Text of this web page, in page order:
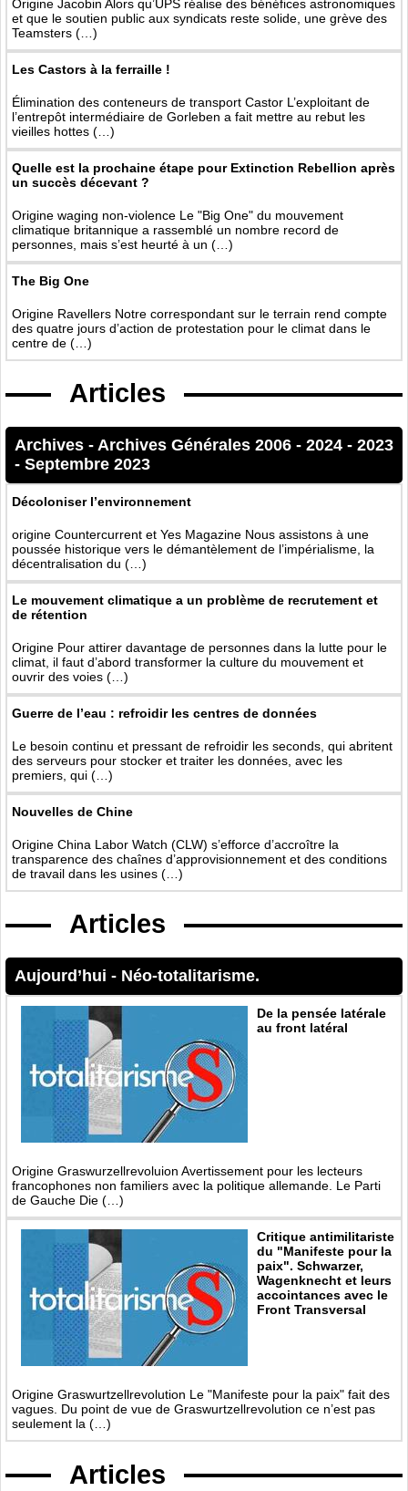
Origine Jacobin Alors qu’UPS réalise des bénéfices astronomiques
et que le soutien public aux syndicats reste solide, une grève des
Teamsters (…)
Les Castors à la ferraille !
Élimination des conteneurs de transport Castor L’exploitant de
l’entrepôt intermédiaire de Gorleben a fait mettre au rebut les
vieilles hottes (…)
Quelle est la prochaine étape pour Extinction Rebellion après
un succès décevant ?
Origine waging non-violence Le "Big One" du mouvement
climatique britannique a rassemblé un nombre record de
personnes, mais s’est heurté à un (…)
The Big One
Origine Ravellers Notre correspondant sur le terrain rend compte
des quatre jours d’action de protestation pour le climat dans le
centre de (…)
Articles
Archives - Archives Générales 2006 - 2024 - 2023
- Septembre 2023
Décoloniser l’environnement
origine Countercurrent et Yes Magazine Nous assistons à une
poussée historique vers le démantèlement de l’impérialisme, la
décentralisation du (…)
Le mouvement climatique a un problème de recrutement et
de rétention
Origine Pour attirer davantage de personnes dans la lutte pour le
climat, il faut d’abord transformer la culture du mouvement et
ouvrir des voies (…)
Guerre de l’eau : refroidir les centres de données
Le besoin continu et pressant de refroidir les seconds, qui abritent
des serveurs pour stocker et traiter les données, avec les
premiers, qui (…)
Nouvelles de Chine
Origine China Labor Watch (CLW) s’efforce d’accroître la
transparence des chaînes d’approvisionnement et des conditions
de travail dans les usines (…)
Articles
Aujourd’hui - Néo-totalitarisme.
De la pensée latérale
au front latéral
Origine Graswurzellrevoluion Avertissement pour les lecteurs
francophones non familiers avec la politique allemande. Le Parti
de Gauche Die (…)
Critique antimilitariste
du "Manifeste pour la
paix". Schwarzer,
Wagenknecht et leurs
accointances avec le
Front Transversal
Origine Graswurtzellrevolution Le "Manifeste pour la paix" fait des
vagues. Du point de vue de Graswurtzellrevolution ce n’est pas
seulement la (…)
Articles